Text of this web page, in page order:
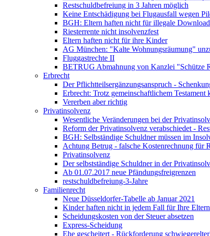
Restschuldbefreiung in 3 Jahren möglich
Keine Entschädigung bei Flugausfall wegen
BGH: Eltern haften nicht für illegale
Riesterrente nicht insolvenzfest
Eltern haften nicht für ihre Kinder
AG München: "Kalte Wohnungsräumung"
Fluggastrechte II
BETRUG Abmahnung von Kanzlei "Schütze
Erbrecht
Der Pflichtteilsergänzungsanspruch -
Erbrecht: Trotz gemeinschaftlichem
Vererben aber richtig
Privatinsolvenz
Wesentliche Veränderungen bei der
Reform der Privatinsolvenz verabschiedet -
BGH: Selbständige Schuldner müssen im
Achtung Betrug - falsche Kostenrechnung für
Privatinsolvenz
Der selbstständige Schuldner in der
Ab 01.07.2017 neue Pfändungsfreigrenzen
restschuldbefreiung-3-Jahre
Familienrecht
Neue Düsseldorfer-Tabelle ab Januar 2021
Kinder haften nicht in jedem Fall für Ihre Eltern
Scheidungskosten von der Steuer absetzen
Express-Scheidung
Ehe gescheitert - Rückforderung